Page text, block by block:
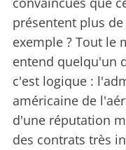
présentent plus
exemple ? Tout le
entend quelqu'un
c'est logique :
américaine de
d'une réputation
des contrats très